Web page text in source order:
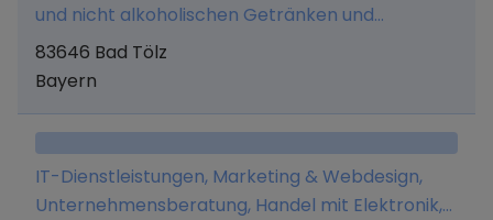
und nicht alkoholischen Getränken und
Lebensmitteln aller Art, sowie Erbringung
jeglicher Dienstleistungen, die mit diesem
Unternehmensberatung, Betrieb einer
Werbeagentur und Erwerb, Halten und
Verwaltung von Unternehmensbeteiligungen.
83646 Bad Tölz
Bayern
IT-Dienstleistungen, Marketing & Webdesign,
Unternehmensberatung, Handel mit Elektronik,